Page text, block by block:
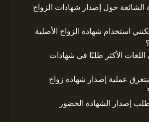
الشائعة حول إصدار شهادات الزواج
استخدام شهادة الزواج الأصلية
اللغات الأكثر طلبًا في شهادات
عملية إصدار شهادة زواج
إصدار الشهادة الحضور